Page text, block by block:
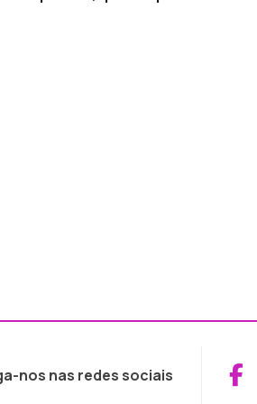
nos nas redes sociais